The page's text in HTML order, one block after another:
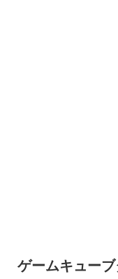
ゲームキュー